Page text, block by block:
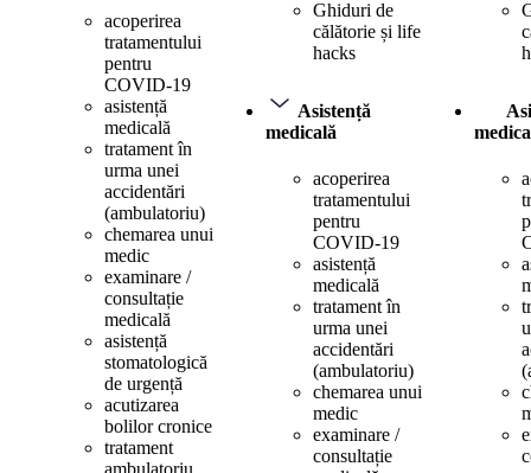
acoperirea
tratamentului
pentru
COVID-19
asistență
medicală
tratament în
urma unei
accidentări
(ambulatoriu)
chemarea unui
medic
examinare /
consultație
medicală
asistență
stomatologică
de urgență
acutizarea
bolilor cronice
tratament
Ghiduri de
călătorie și life
hacks
Asistență
medicală
acoperirea
tratamentului
pentru
COVID-19
asistență
medicală
tratament în
urma unei
accidentări
(ambulatoriu)
chemarea unui
medic
examinare /
consultație